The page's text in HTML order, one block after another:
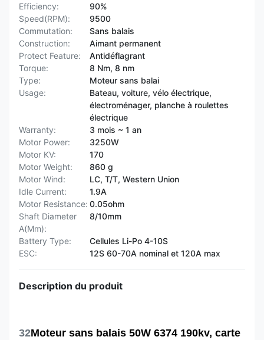
Efficiency:
90%
Speed(RPM):
9500
Commutation:
Sans balais
Construction:
Aimant permanent
Protect Feature:
Antidéflagrant
Torque:
8 Nm, 8 nm
Type:
Moteur sans balai
Usage:
Bateau, voiture, vélo électrique,
électroménager, planche à roulettes
électrique
Warranty:
3 mois ~ 1 an
Motor Power:
3250W
Motor KV:
170
Motor Weight:
860 g
Motor Wind:
LC, T/T, Western Union
Idle Current:
1.9A
Motor Resistance: 0.05ohm
Shaft Diameter
A(Mm):
8/10mm
Battery Type:
Cellules Li-Po 4-10S
ESC:
12S 60-70A nominal et 120A max
Description du produit
32Moteur sans balais 50W 6374 190kv, carte